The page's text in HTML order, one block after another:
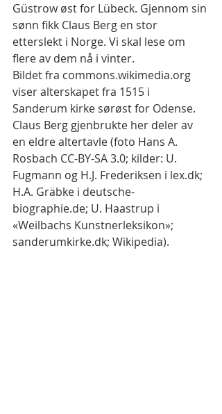
Güstrow øst for Lübeck. Gjennom sin
sønn fikk Claus Berg en stor
etterslekt i Norge. Vi skal lese om
flere av dem nå i vinter.
Bildet fra commons.wikimedia.org
viser alterskapet fra 1515 i
Sanderum kirke sørøst for Odense.
Claus Berg gjenbrukte her deler av
en eldre altertavle (foto Hans A.
Rosbach CC-BY-SA 3.0; kilder: U.
Fugmann og H.J. Frederiksen i lex.dk;
H.A. Gräbke i deutsche-
biographie.de; U. Haastrup i
«Weilbachs Kunstnerleksikon»;
sanderumkirke.dk; Wikipedia).